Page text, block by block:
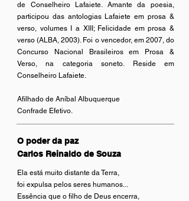
de Conselheiro Lafaiete. Amante da poesia,
participou das antologias Lafaiete em prosa &
verso, volumes I a XIII; Felicidade em prosa &
verso (ALBA, 2003). Foi o vencedor, em 2007, do
Concurso Nacional Brasileiros em Prosa &
Verso, na categoria soneto. Reside em
Conselheiro Lafaiete.
Afilhado de Aníbal Albuquerque
Confrade Efetivo.
O poder da paz
Carlos Reinaldo de Souza
Ela está muito distante da Terra,
foi expulsa pelos seres humanos...
Essência que o filho de Deus encerra,